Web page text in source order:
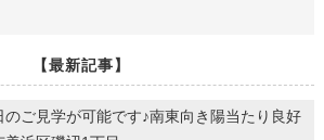
【最新記事】
のご見学が可能です♪南東向き陽当たり良好